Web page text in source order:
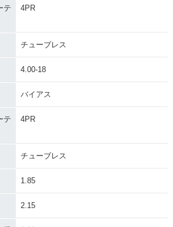
テ
4PR
チューブレス
4.00-18
バイアス
テ
4PR
チューブレス
1.85
2.15